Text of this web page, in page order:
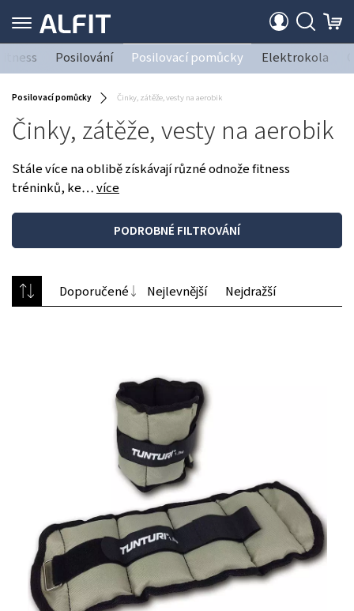
Posilování Posilovací pomůcky Elektrokola
Posilovací pomůcky Činky, zátěže, vesty na aerobik
Činky, zátěže, vesty na aerobik
Stále více na oblibě získávají různé odnože fitness
tréninků, ke… více
PODROBNÉ FILTROVÁNÍ
Doporučené Nejlevnější Nejdražší